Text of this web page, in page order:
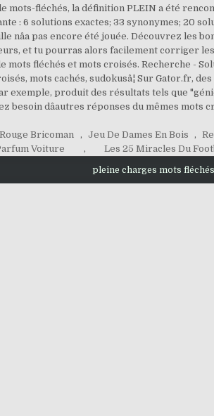
mots-fléchés, la définition PLEIN a été
: 6 solutions exactes; 33 synonymes; 20
nâa pas encore été jouée. Découvrez
et tu pourras alors facilement corriger
mots fléchés et mots croisés. Recherche -
mots cachés, sudokusâ¦ Sur Gator.fr,
exemple, produit des résultats tels que
dâautres réponses du mêmes mots
Bricoman , Jeu De Dames En Bois ,
Voiture , Les 25 Miracles Du
pleine charges mots